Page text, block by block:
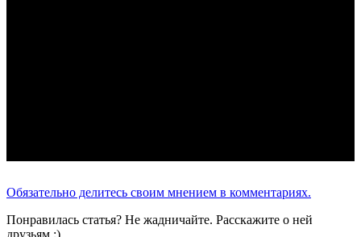
Обязательно делитесь своим мнением в комментариях.
Понравилась статья? Не жадничайте. Расскажите о ней
друзьям :)